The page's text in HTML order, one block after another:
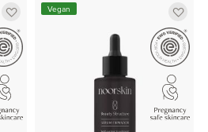
Adicionar
a
lista
de
a
lista
de
Vegan